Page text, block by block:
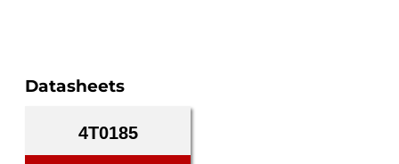
Datasheets
4T0185